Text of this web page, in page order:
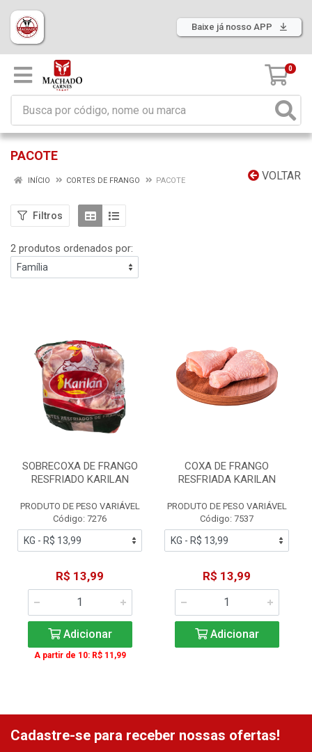
Baixe já nosso APP
0
PACOTE
VOLTAR
INÍCIO CORTES DE FRANGO PACOTE
Filtros
2 produtos ordenados por:
SOBRECOXA DE FRANGO
RESFRIADO KARILAN
PRODUTO DE PESO VARIÁVEL
Código: 7276
R$ 13,99
Adicionar
A partir de 10: R$ 11,99
COXA DE FRANGO
RESFRIADA KARILAN
PRODUTO DE PESO VARIÁVEL
Código: 7537
R$ 13,99
Adicionar
Cadastre-se para receber nossas ofertas!